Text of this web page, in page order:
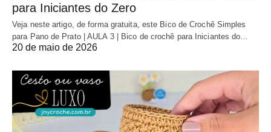
para Iniciantes do Zero
Veja neste artigo, de forma gratuita, este Bico de Crochê Simples
para Pano de Prato | AULA 3 | Bico de crochê para Iniciantes do…
20 de maio de 2026